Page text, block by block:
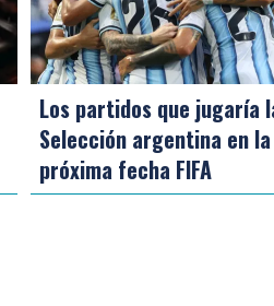
Los partidos que jugaría
Selección argentina en la
próxima fecha FIFA